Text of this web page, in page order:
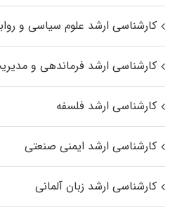
کارشناسی ارشد علوم سیاسی و
کارشناسی ارشد فرماندهی و
کارشناسی ارشد فلسفه
کارشناسی ارشد ایمنی صنعتی
کارشناسی ارشد زبان آلمانی